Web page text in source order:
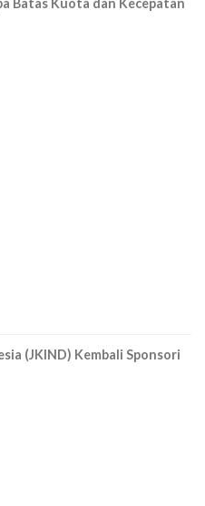
Batas Kuota dan Kecepatan
(JKIND) Kembali Sponsori